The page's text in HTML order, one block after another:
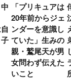
「プリキュアは
20年前からジェ
ンダーを意識し
ていた」生みの
親・鷲尾天が男
女問わず伝えた
いこと